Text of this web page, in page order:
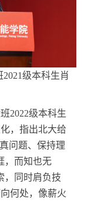
2021级本科生肖
2022级本科生
，指出北大给
问题、保持理
，而知也无
，同时肩负技
何处，像薪火